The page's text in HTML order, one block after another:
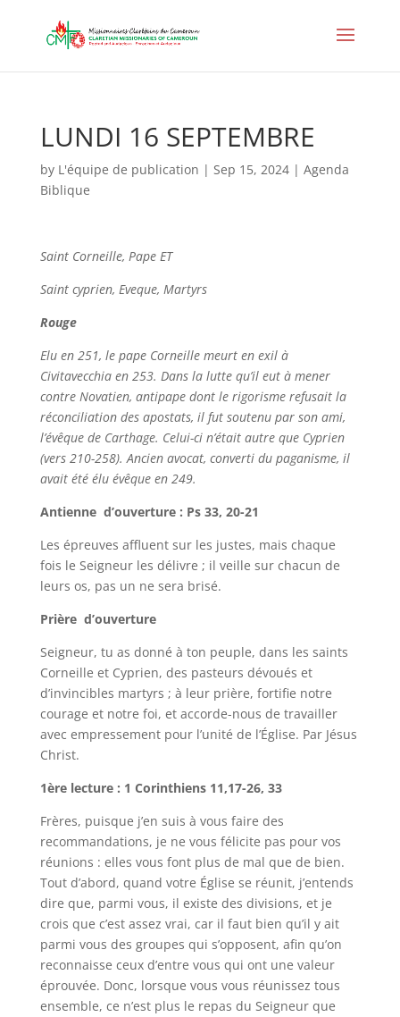
LUNDI 16 SEPTEMBRE
by L'équipe de publication | Sep 15, 2024| Agenda
Biblique
SaintCorneille, Pape ET
Saintcyprien, Eveque, Martyrs
Rouge
Elu en 251, le pape Corneille meurt en exil à
Civitavecchia en 253. Dans la lutte qu’il eut à mener
contre Novatien, antipape dont le rigorisme refusait la
réconciliation des apostats, il fut soutenu par son ami,
l’évêque de Carthage. Celui-ci n’était autre que Cyprien
(vers 210-258). Ancien avocat, converti du paganisme, il
avait été élu évêque en 249.
Antienne d’ouverture : Ps 33, 20-21
Les épreuves affluent sur les justes, mais chaque
fois le Seigneur les délivre ; il veille sur chacun de
leurs os, pas un ne sera brisé.
Prière d’ouverture
Seigneur, tu as donné à ton peuple, dans les saints
Corneille et Cyprien, des pasteurs dévoués et
d’invincibles martyrs ; à leur prière, fortifie notre
courage et notre foi, et accorde-nous de travailler
avec empressement pour l’unité de l’Église. Par Jésus
Christ.
1ère lecture : 1 Corinthiens 11,17-26, 33
Frères, puisque j’en suis à vous faire des
recommandations, je ne vous félicite pas pour vos
réunions : elles vous font plus de mal que de bien.
Tout d’abord, quand votre Église se réunit, j’entends
dire que, parmi vous, il existe des divisions, et je
crois que c’est assez vrai, car il faut bien qu’il y ait
parmi vous des groupes qui s’opposent, afin qu’on
reconnaisse ceux d’entre vous qui ont une valeur
éprouvée. Donc, lorsque vous vous réunissez tous
ensemble, ce n’est plus le repas du Seigneur que